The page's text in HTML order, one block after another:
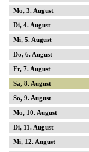
3
4
5
6
7
8
9
10
11
12